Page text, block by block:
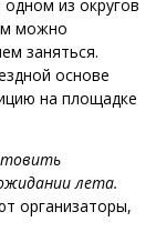
из округов
можно
заняться.
основе
на площадке
лета.
организаторы,